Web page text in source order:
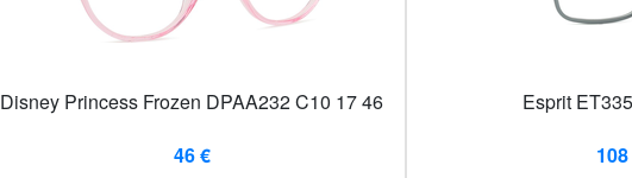
Disney Princess Frozen DPAA232 C10 17 46
46 €
Esprit